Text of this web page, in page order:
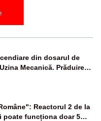
din dosarul de
Mecanică. Prăduirea
SAFE, interceptată
Reactorul 2 de la
poate funcționa doar 5